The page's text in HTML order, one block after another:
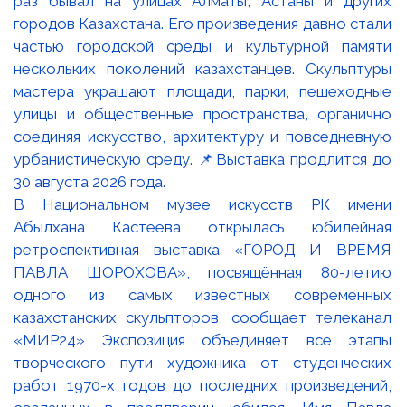
В Национальном музее искусств РК имени
Абылхана Кастеева открылась юбилейная
ретроспективная выставка «ГОРОД И ВРЕМЯ
ПАВЛА ШОРОХОВА», посвящённая 80-летию
одного из самых известных современных
казахстанских скульпторов, сообщает телеканал
«МИР24» Экспозиция объединяет все этапы
творческого пути художника от студенческих
работ 1970-х годов до последних произведений,